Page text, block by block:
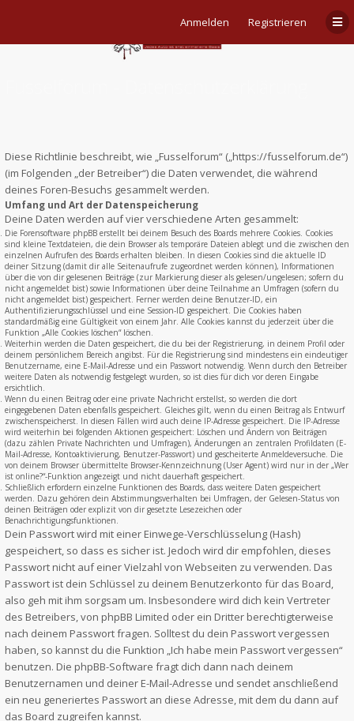
Anmelden Registrieren
Diese Richtlinie beschreibt, wie „Fusselforum“ („https://fusselforum.de“)
(im Folgenden „der Betreiber“) die Daten verwendet, die während
deines Foren-Besuchs gesammelt werden.
Umfang und Art der Datenspeicherung
Deine Daten werden auf vier verschiedene Arten gesammelt:
Die Forensoftware phpBB erstellt bei deinem Besuch des Boards mehrere Cookies. Cookies
sind kleine Textdateien, die dein Browser als temporäre Dateien ablegt und die zwischen den
einzelnen Aufrufen des Boards erhalten bleiben. In diesen Cookies sind die aktuelle ID
deiner Sitzung (damit dir alle Seitenaufrufe zugeordnet werden können), Informationen
über die von dir gelesenen Beiträge (zur Markierung dieser als gelesen/ungelesen; sofern du
nicht angemeldet bist) sowie Informationen über deine Teilnahme an Umfragen (sofern du
nicht angemeldet bist) gespeichert. Ferner werden deine Benutzer-ID, ein
Authentifizierungsschlüssel und eine Session-ID gespeichert. Die Cookies haben
standardmäßig eine Gültigkeit von einem Jahr. Alle Cookies kannst du jederzeit über die
Funktion „Alle Cookies löschen“ löschen.
Weiterhin werden die Daten gespeichert, die du bei der Registrierung, in deinem Profil oder
deinem persönlichem Bereich angibst. Für die Registrierung sind mindestens ein eindeutiger
Benutzername, eine E-Mail-Adresse und ein Passwort notwendig. Wenn durch den Betreiber
weitere Daten als notwendig festgelegt wurden, so ist dies für dich vor deren Eingabe
ersichtlich.
Wenn du einen Beitrag oder eine private Nachricht erstellst, so werden die dort
eingegebenen Daten ebenfalls gespeichert. Gleiches gilt, wenn du einen Beitrag als Entwurf
zwischenspeicherst. In diesen Fällen wird auch deine IP-Adresse gespeichert. Die IP-Adresse
wird weiterhin bei folgenden Aktionen gespeichert: Löschen und Ändern von Beiträgen
(dazu zählen Private Nachrichten und Umfragen), Änderungen an zentralen Profildaten (E-
Mail-Adresse, Kontoaktivierung, Benutzer-Passwort) und gescheiterte Anmeldeversuche. Die
von deinem Browser übermittelte Browser-Kennzeichnung (User Agent) wird nur in der „Wer
ist online?“-Funktion angezeigt und nicht dauerhaft gespeichert.
Schließlich erfordern einzelne Funktionen des Boards, dass weitere Daten gespeichert
werden. Dazu gehören dein Abstimmungsverhalten bei Umfragen, der Gelesen-Status von
deinen Beiträgen oder explizit von dir gesetzte Lesezeichen oder
Benachrichtigungsfunktionen.
Dein Passwort wird mit einer Einwege-Verschlüsselung (Hash)
gespeichert, so dass es sicher ist. Jedoch wird dir empfohlen, dieses
Passwort nicht auf einer Vielzahl von Webseiten zu verwenden. Das
Passwort ist dein Schlüssel zu deinem Benutzerkonto für das Board,
also geh mit ihm sorgsam um. Insbesondere wird dich kein Vertreter
des Betreibers, von phpBB Limited oder ein Dritter berechtigterweise
nach deinem Passwort fragen. Solltest du dein Passwort vergessen
haben, so kannst du die Funktion „Ich habe mein Passwort vergessen“
benutzen. Die phpBB-Software fragt dich dann nach deinem
Benutzernamen und deiner E-Mail-Adresse und sendet anschließend
ein neu generiertes Passwort an diese Adresse, mit dem du dann auf
das Board zugreifen kannst.